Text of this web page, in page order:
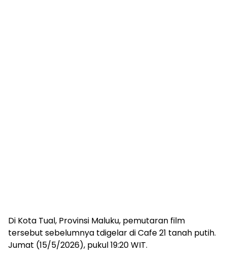
Di Kota Tual, Provinsi Maluku, pemutaran film
tersebut sebelumnya tdigelar di Cafe 21 tanah putih.
Jumat (15/5/2026), pukul 19:20 WIT.